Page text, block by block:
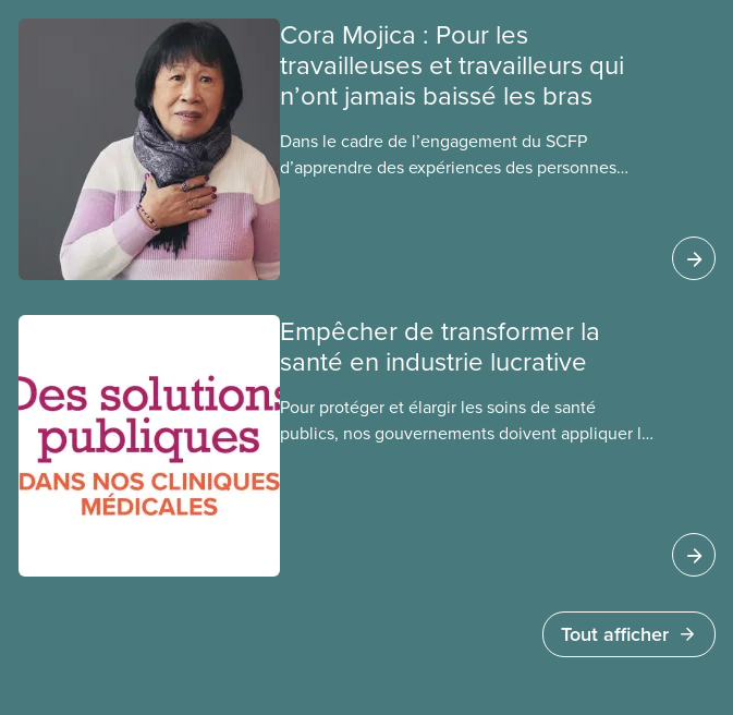
Cora Mojica : Pour les
travailleuses et travailleurs qui
n’ont jamais baissé les bras
Dans le cadre de l’engagement du SCFP
d’apprendre des expériences des personnes
membre du Comité national pour la
justice raciale.
Empêcher de transformer la
santé en industrie lucrative
Pour protéger et élargir les soins de santé
publics, nos gouvernements doivent appliquer la
Tout afficher